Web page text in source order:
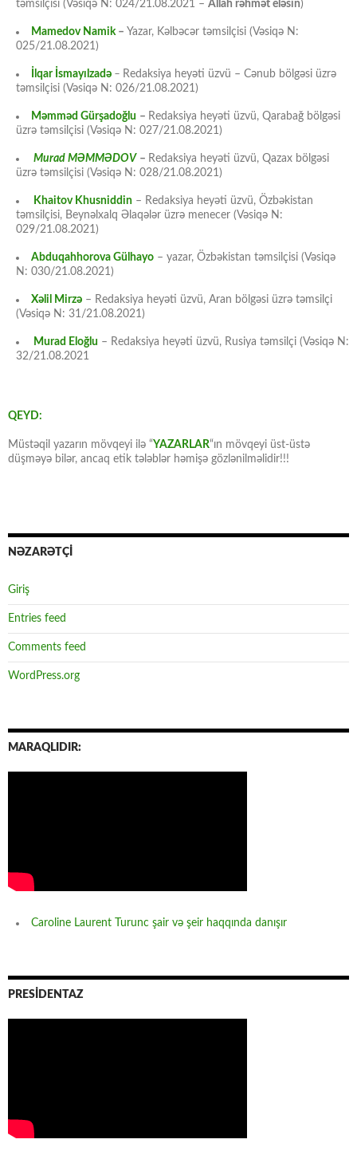
təmsilçisi (Vəsiqə N: 024/21.08.2021 – Allah rəhmət eləsin)
Mamedov Namik– Yazar, Kəlbəcər təmsilçisi (Vəsiqə N:
025/21.08.2021)
İlqar İsmayılzadə – Redaksiya heyəti üzvü – Cənub bölgəsi üzrə
təmsilçisi (Vəsiqə N: 026/21.08.2021)
Məmməd Gürşadoğlu – Redaksiya heyəti üzvü, Qarabağ bölgəsi
üzrə təmsilçisi (Vəsiqə N: 027/21.08.2021)
Murad MƏMMƏDOV – Redaksiya heyəti üzvü, Qazax bölgəsi
üzrə təmsilçisi (Vəsiqə N: 028/21.08.2021)
Khaitov Khusniddin – Redaksiya heyəti üzvü, Özbəkistan
təmsilçisi, Beynəlxalq Əlaqələr üzrə menecer (Vəsiqə N:
029/21.08.2021)
Abduqahhorova Gülhayo – yazar, Özbəkistan təmsilçisi (Vəsiqə
N: 030/21.08.2021)
Xəlil Mirzə – Redaksiya heyəti üzvü, Aran bölgəsi üzrə təmsilçi
(Vəsiqə N: 31/21.08.2021)
Murad Eloğlu – Redaksiya heyəti üzvü, Rusiya təmsilçi (Vəsiqə N:
32/21.08.2021
QEYD:
Müstəqil yazarın mövqeyi ilə “YAZARLAR“ın mövqeyi üst-üstə
düşməyə bilər, ancaq etik tələblər həmişə gözlənilməlidir!!!
NƏZARƏTÇİ
Giriş
Entries feed
Comments feed
WordPress.org
MARAQLIDIR:
Caroline Laurent Turunc şair və şeir haqqında danışır
PRESİDENTAZ